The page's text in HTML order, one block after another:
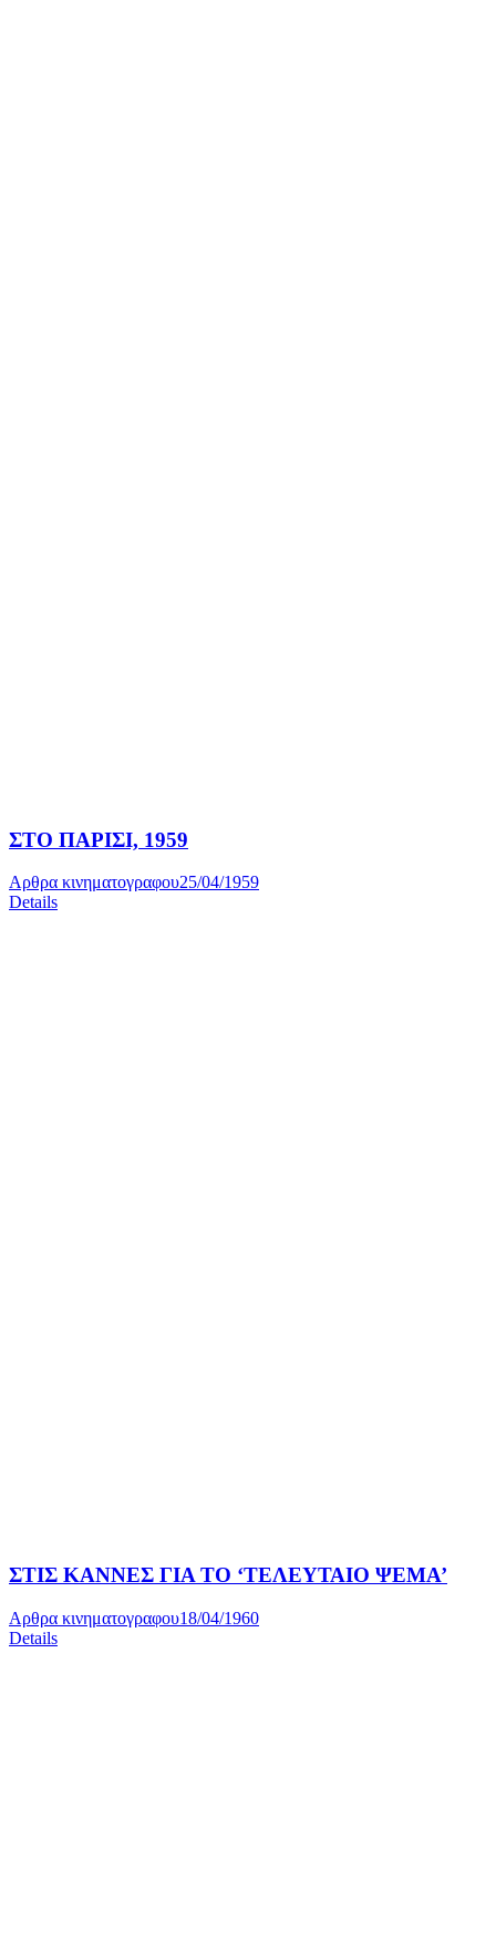
ΣΤΟ ΠΑΡΙΣΙ, 1959
Αρθρα κινηματογραφου25/04/1959
Details
ΣΤΙΣ ΚΑΝΝΕΣ ΓΙΑ ΤΟ ‘ΤΕΛΕΥΤΑΙΟ ΨΕΜΑ’
Αρθρα κινηματογραφου18/04/1960
Details